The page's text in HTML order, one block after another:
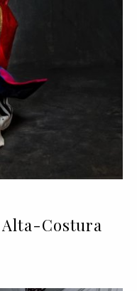
Alta-Costura